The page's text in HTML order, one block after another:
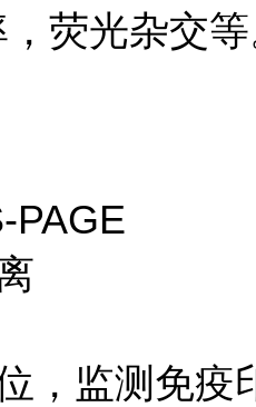
荧光杂交
PAGE
，监测免疫